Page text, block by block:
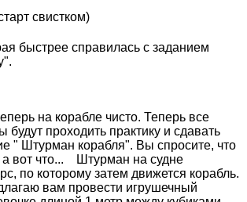
свистком)
быстрее справилась с заданием
на корабле чисто. Теперь все
проходить практику и сдавать
" Штурман корабля". Вы спросите, что
а вот что... Штурман на судне
по которому затем движется корабль.
вам провести игрушечный